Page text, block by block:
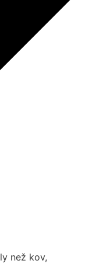
než kov,